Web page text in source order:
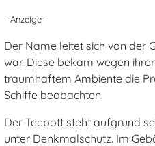
- Anzeige -
Der Name leitet sich von der
war. Diese bekam wegen
traumhaftem Ambiente die
Schiffe beobachten.
Der Teepott steht aufgrund
unter Denkmalschutz. Im